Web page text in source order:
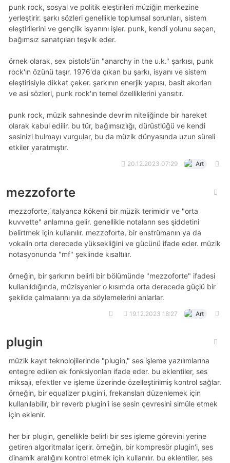
punk rock, sosyal ve politik eleştirileri müziğin merkezine
yerleştirir. şarkı sözleri genellikle toplumsal sorunları, sistem
eleştirilerini ve gençlik isyanını işler. punk, kendi yolunu seçen,
bağımsız sanatçıları teşvik eder.
örnek olarak, sex pistols'ün "anarchy in the u.k." şarkısı, punk
rock'ın özünü taşır. 1976'da çıkan bu şarkı, isyanı ve sistem
eleştirisiyle dikkat çeker. şarkının enerjik yapısı, basit akorları
ve asi sözleri, punk rock'ın temel özelliklerini yansıtır.
punk rock, müzik sahnesinde devrim niteliğinde bir hareket
olarak kabul edilir. bu tür, bağımsızlığı, dürüstlüğü ve kendi
sesinizi bulmayı vurgular, bu da müzik dünyasında uzun süreli
etkiler yaratmıştır.
20.12.2023 07:29 Art
mezzoforte
mezzoforte, i̇talyanca kökenli bir müzik terimidir ve "orta
kuvvette" anlamına gelir. genellikle notaların ses şiddetini
belirtmek için kullanılır. mezzoforte, bir enstrümanın ya da
vokalin orta derecede yüksekliğini ve gücünü ifade eder. müzik
notasyonunda "mf" şeklinde kısaltılır.
örneğin, bir şarkının belirli bir bölümünde "mezzoforte" ifadesi
kullanıldığında, müzisyenler o kısımda orta derecede güçlü bir
şekilde çalmalarını ya da söylemelerini anlarlar.
19.12.2023 18:27 Art
plugin
müzik kayıt teknolojilerinde "plugin," ses işleme yazılımlarına
entegre edilen ek fonksiyonları ifade eder. bu eklentiler, ses
miksajı, efektler ve işleme üzerinde özelleştirilmiş kontrol sağlar.
örneğin, bir equalizer plugin'i, frekansları düzenlemek için
kullanılabilir, bir reverb plugin'i ise sesin çevresini simüle etmek
için eklenir.
her bir plugin, genellikle belirli bir ses işleme görevini yerine
getiren algoritmalar içerir. örneğin, bir kompresör plugin'i, ses
dinamik aralığını kontrol etmek için kullanılır. bu eklentiler, ses